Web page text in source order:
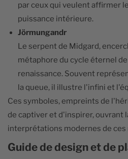
par ceux qui veulent affirmer
puissance intérieure.
Jörmungandr
Le serpent de Midgard,
métaphore du cycle éternel
renaissance. Souvent
la queue, il illustre l'infini et
Ces symboles, empreints de
de captiver et d'inspirer, ouvrant
interprétations modernes de
Guide de design et de